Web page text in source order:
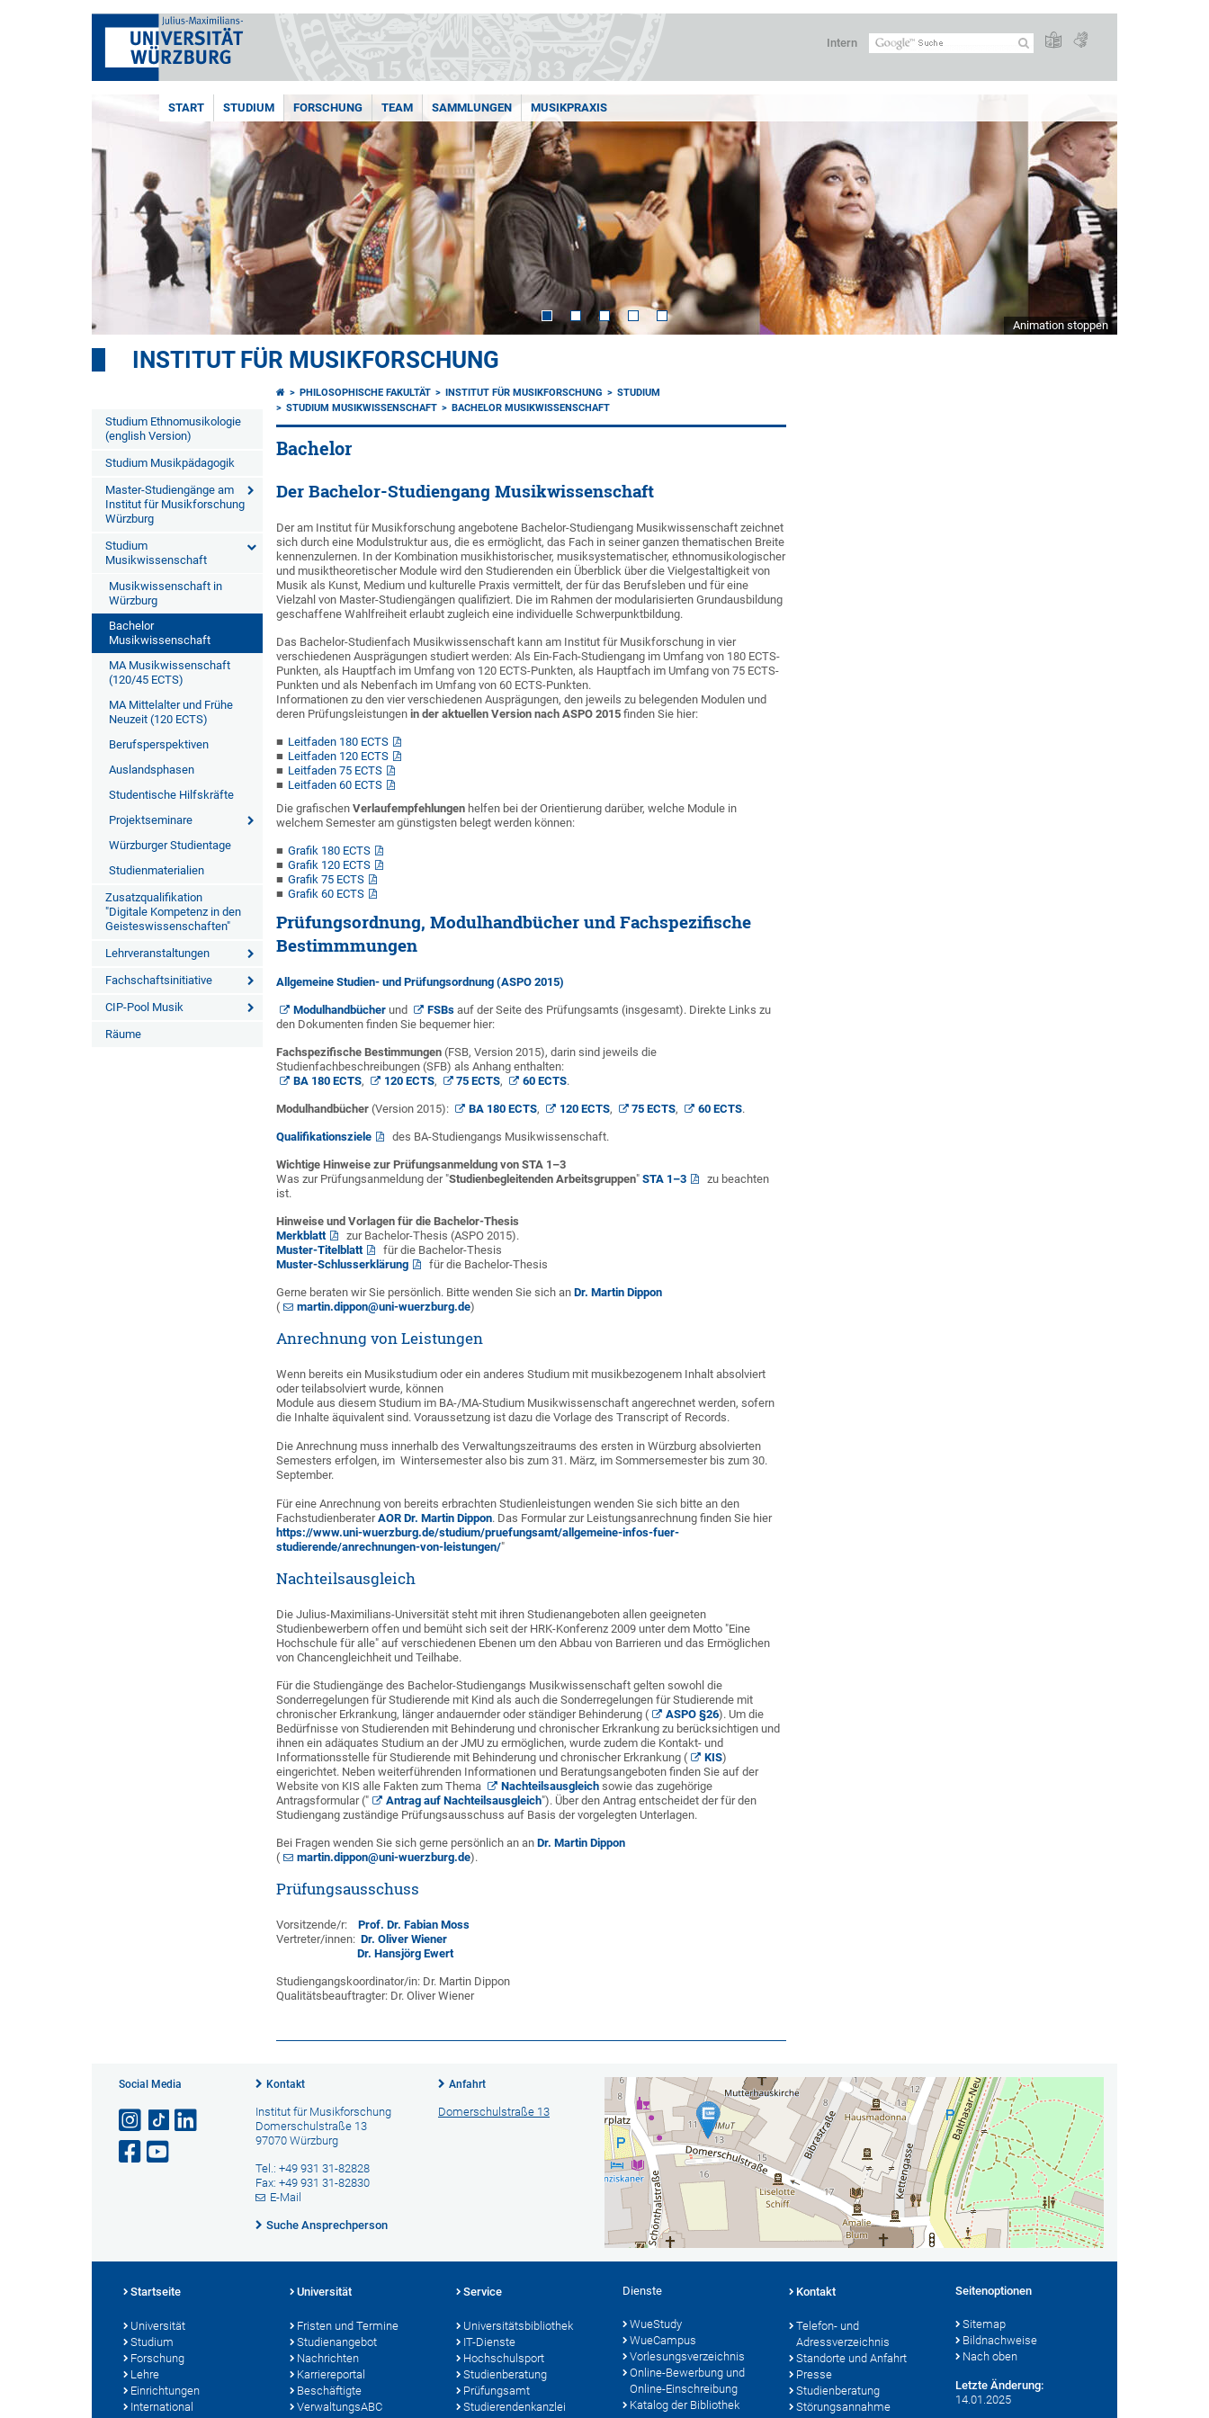
Intern
START STUDIUM FORSCHUNG TEAM SAMMLUNGEN MUSIKPRAXIS
Animation stoppen
INSTITUT FÜR MUSIKFORSCHUNG
Studium Ethnomusikologie
(english Version)
Studium Musikpädagogik
Master-Studiengänge am
Institut für Musikforschung
Würzburg
Studium
Musikwissenschaft
Musikwissenschaft in
Würzburg
Bachelor
Musikwissenschaft
MA Musikwissenschaft
(120/45 ECTS)
MA Mittelalter und Frühe
Neuzeit (120 ECTS)
Berufsperspektiven
Auslandsphasen
Studentische Hilfskräfte
Projektseminare
Würzburger Studientage
Studienmaterialien
Zusatzqualifikation
"Digitale Kompetenz in den
Geisteswissenschaften"
Lehrveranstaltungen
Fachschaftsinitiative
CIP-Pool Musik
Räume
PHILOSOPHISCHE FAKULTÄT INSTITUT FÜR MUSIKFORSCHUNG
STUDIUM
STUDIUM MUSIKWISSENSCHAFT
BACHELOR MUSIKWISSENSCHAFT
Bachelor
Der Bachelor-Studiengang Musikwissenschaft
Der am Institut für Musikforschung angebotene Bachelor-Studiengang Musikwissenschaft zeichnet
sich durch eine Modulstruktur aus, die es ermöglicht, das Fach in seiner ganzen thematischen Breite
kennenzulernen. In der Kombination musikhistorischer, musiksystematischer, ethnomusikologischer
und musiktheoretischer Module wird den Studierenden ein Überblick über die Vielgestaltigkeit von
Musik als Kunst, Medium und kulturelle Praxis vermittelt, der für das Berufsleben und für eine
Vielzahl von Master-Studiengängen qualifiziert. Die im Rahmen der modularisierten Grundausbildung
geschaffene Wahlfreiheit erlaubt zugleich eine individuelle Schwerpunktbildung.
Das Bachelor-Studienfach Musikwissenschaft kann am Institut für Musikforschung in vier
verschiedenen Ausprägungen studiert werden: Als Ein-Fach-Studiengang im Umfang von 180 ECTS-
Punkten, als Hauptfach im Umfang von 120 ECTS-Punkten, als Hauptfach im Umfang von 75 ECTS-
Punkten und als Nebenfach im Umfang von 60 ECTS-Punkten.
Informationen zu den vier verschiedenen Ausprägungen, den jeweils zu belegenden Modulen und
deren Prüfungsleistungenin der aktuellen Version nach ASPO 2015 finden Sie hier:
Leitfaden 180 ECTS
Leitfaden 120 ECTS
Leitfaden 75 ECTS
Leitfaden 60 ECTS
Die grafischenVerlaufempfehlungen helfen bei der Orientierung darüber, welche Module in
welchem Semester am günstigsten belegt werden können:
Grafik 180 ECTS
Grafik 120 ECTS
Grafik 75 ECTS
Grafik 60 ECTS
Prüfungsordnung, Modulhandbücher und Fachspezifische
Bestimmmungen
Allgemeine Studien- und Prüfungsordnung (ASPO 2015)
Modulhandbücherund FSBsauf der Seite des Prüfungsamts (insgesamt). Direkte Links zu
den Dokumenten finden Sie bequemer hier:
Fachspezifische Bestimmungen (FSB, Version 2015), darin sind jeweils die
Studienfachbeschreibungen (SFB) als Anhang enthalten:
BA 180 ECTS, 120 ECTS, 75 ECTS, 60 ECTS.
Modulhandbücher (Version 2015): BA 180 ECTS, 120 ECTS, 75 ECTS, 60 ECTS.
Qualifikationsziele des BA-Studiengangs Musikwissenschaft.
Wichtige Hinweise zur Prüfungsanmeldung von STA 1–3
Was zur Prüfungsanmeldung der "Studienbegleitenden Arbeitsgruppen"STA 1–3
zu beachten
ist.
Hinweise und Vorlagen für die Bachelor-Thesis
Merkblatt
zur Bachelor-Thesis (ASPO 2015).
Muster-Titelblatt
für die Bachelor-Thesis
Muster-Schlusserklärung
für die Bachelor-Thesis
Gerne beraten wir Sie persönlich. Bitte wenden Sie sich anDr. Martin Dippon
(
martin.dippon@uni-wuerzburg.de)
Anrechnung von Leistungen
Wenn bereits ein Musikstudium oder ein anderes Studium mit musikbezogenem Inhalt absolviert
oder teilabsolviert wurde, können
Module aus diesem Studium im BA-/MA-Studium Musikwissenschaft angerechnet werden, sofern
die Inhalte äquivalent sind. Voraussetzung ist dazu die Vorlage des Transcript of Records.
Die Anrechnung muss innerhalb des Verwaltungszeitraums des ersten in Würzburg absolvierten
Semesters erfolgen, im Wintersemester also bis zum 31. März, im Sommersemester bis zum 30.
September.
Für eine Anrechnung von bereits erbrachten Studienleistungen wenden Sie sich bitte an den
FachstudienberaterAOR Dr. Martin Dippon. Das Formular zur Leistungsanrechnung finden Sie hier
https://www.uni-wuerzburg.de/studium/pruefungsamt/allgemeine-infos-fuer-
studierende/anrechnungen-von-leistungen/"
Nachteilsausgleich
Die Julius-Maximilians-Universität steht mit ihren Studienangeboten allen geeigneten
Studienbewerbern offen und bemüht sich seit der HRK-Konferenz 2009 unter dem Motto "Eine
Hochschule für alle" auf verschiedenen Ebenen um den Abbau von Barrieren und das Ermöglichen
von Chancengleichheit und Teilhabe.
Für die Studiengänge des Bachelor-Studiengangs Musikwissenschaft gelten sowohl die
Sonderregelungen für Studierende mit Kind als auch die Sonderregelungen für Studierende mit
chronischer Erkrankung, länger andauernder oder ständiger Behinderung (
ASPO §26). Um die
Bedürfnisse von Studierenden mit Behinderung und chronischer Erkrankung zu berücksichtigen und
ihnen ein adäquates Studium an der JMU zu ermöglichen, wurde zudem die Kontakt- und
Informationsstelle für Studierende mit Behinderung und chronischer Erkrankung (
KIS)
eingerichtet. Neben weiterführenden Informationen und Beratungsangeboten finden Sie auf der
Website von KIS alle Fakten zum Thema
Nachteilsausgleichsowie das zugehörige
Antragsformular ("
Antrag auf Nachteilsausgleich"). Über den Antrag entscheidet der für den
Studiengang zuständige Prüfungsausschuss auf Basis der vorgelegten Unterlagen.
Bei Fragen wenden Sie sich gerne persönlich an anDr. Martin Dippon
(
martin.dippon@uni-wuerzburg.de).
Prüfungsausschuss
Vorsitzende/r:Prof. Dr. Fabian Moss
Vertreter/innen:Dr. Oliver Wiener
Dr. Hansjörg Ewert
Studiengangskoordinator/in: Dr. Martin Dippon
Qualitätsbeauftragter: Dr. Oliver Wiener
Social Media Kontakt
Institut für Musikforschung
Domerschulstraße 13
97070 Würzburg
Tel.: +49 931 31-82828
Fax: +49 931 31-82830
E-Mail
Suche Ansprechperson
Anfahrt
Domerschulstraße 13
Startseite
Universität
Studium
Forschung
Lehre
Einrichtungen
International
Universität
Fristen und Termine
Studienangebot
Nachrichten
Karriereportal
Beschäftigte
VerwaltungsABC
Service
Universitätsbibliothek
IT-Dienste
Hochschulsport
Studienberatung
Prüfungsamt
Studierendenkanzlei
Dienste
WueStudy
WueCampus
Vorlesungsverzeichnis
Online-Bewerbung und
Online-Einschreibung
Katalog der Bibliothek
Kontakt
Telefon- und
Adressverzeichnis
Standorte und Anfahrt
Presse
Studienberatung
Störungsannahme
Seitenoptionen
Sitemap
Bildnachweise
Nach oben
Letzte Änderung:
14.01.2025